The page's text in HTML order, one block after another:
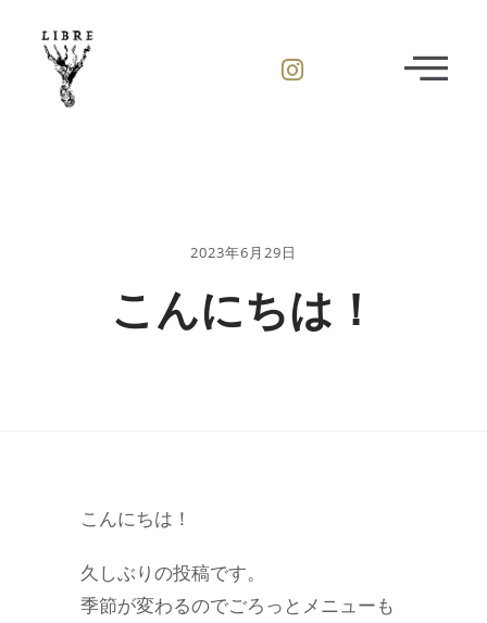
2023年6月29日
こんにちは！
こんにちは！
久しぶりの投稿です。
季節が変わるのでごろっとメニューも